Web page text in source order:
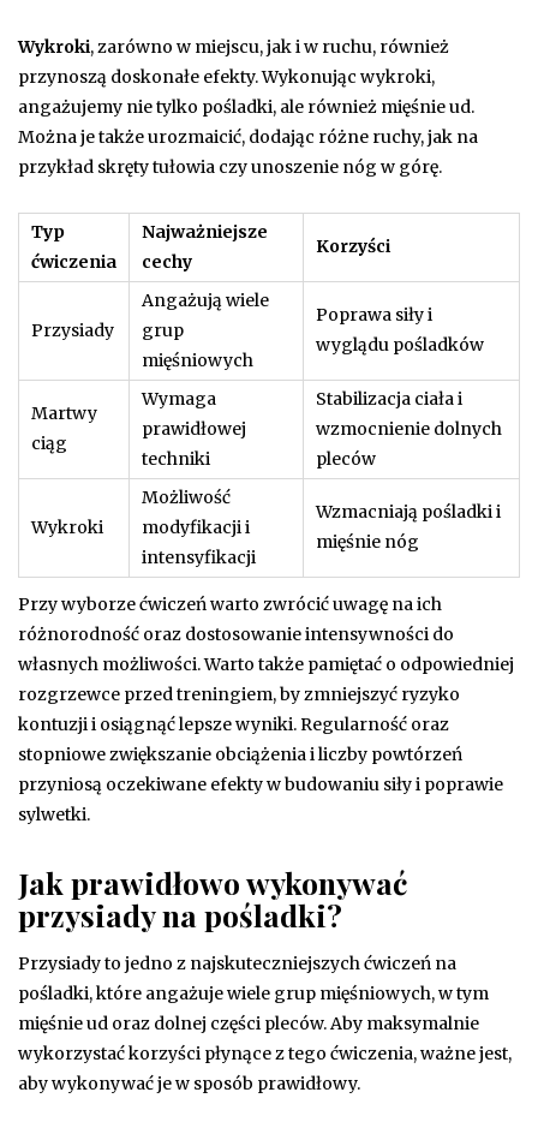
Wykroki, zarówno w miejscu, jak i w ruchu, również
przynoszą doskonałe efekty. Wykonując wykroki,
angażujemy nie tylko pośladki, ale również mięśnie ud.
Można je także urozmaicić, dodając różne ruchy, jak na
przykład skręty tułowia czy unoszenie nóg w górę.
Typ
ćwiczenia
Najważniejsze
cechy
Korzyści
Przysiady
Angażują wiele
grup
mięśniowych
Poprawa siły i
wyglądu pośladków
Martwy
ciąg
Wymaga
prawidłowej
techniki
Stabilizacja ciała i
wzmocnienie dolnych
pleców
Wykroki
Możliwość
modyfikacji i
intensyfikacji
Wzmacniają pośladki i
mięśnie nóg
Przy wyborze ćwiczeń warto zwrócić uwagę na ich
różnorodność oraz dostosowanie intensywności do
własnych możliwości. Warto także pamiętać o odpowiedniej
rozgrzewce przed treningiem, by zmniejszyć ryzyko
kontuzji i osiągnąć lepsze wyniki. Regularność oraz
stopniowe zwiększanie obciążenia i liczby powtórzeń
przyniosą oczekiwane efekty w budowaniu siły i poprawie
sylwetki.
Jak prawidłowo wykonywać
przysiady na pośladki?
Przysiady to jedno z najskuteczniejszych ćwiczeń na
pośladki, które angażuje wiele grup mięśniowych, w tym
mięśnie ud oraz dolnej części pleców. Aby maksymalnie
wykorzystać korzyści płynące z tego ćwiczenia, ważne jest,
aby wykonywać je w sposób prawidłowy.